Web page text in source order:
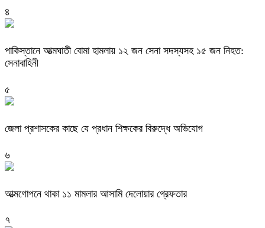
৪
পাকিস্তানে আত্মঘাতী বোমা হামলায় ১২ জন সেনা সদস্যসহ ১৫ জন নিহত:
সেনাবাহিনী
৫
জেলা প্রশাসকের কাছে যে প্রধান শিক্ষকের বিরুদ্ধে অভিযোগ
৬
আত্মগোপনে থাকা ১১ মামলার আসামি দেলোয়ার গ্রেফতার
৭